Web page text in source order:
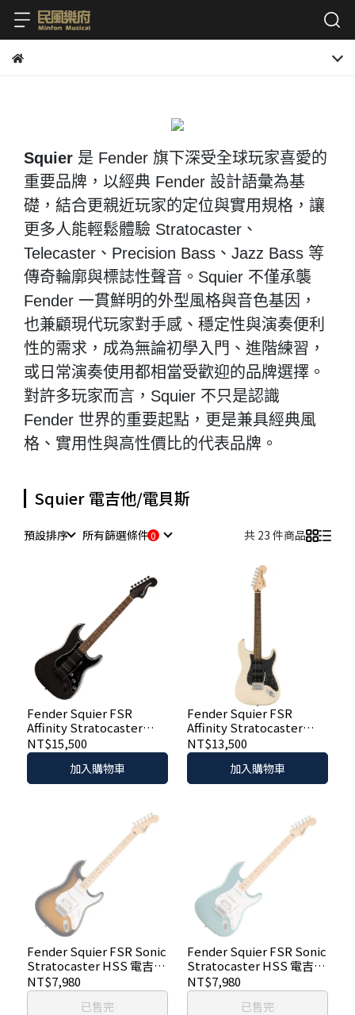
Squier 是 Fender 旗下深受全球玩家喜愛的
重要品牌，以經典 Fender 設計語彙為基
礎，結合更親近玩家的定位與實用規格，讓
更多人能輕鬆體驗 Stratocaster、
Telecaster、Precision Bass、Jazz Bass 等
傳奇輪廓與標誌性聲音。Squier 不僅承襲
Fender 一貫鮮明的外型風格與音色基因，
也兼顧現代玩家對手感、穩定性與演奏便利
性的需求，成為無論初學入門、進階練習，
或日常演奏使用都相當受歡迎的品牌選擇。
對許多玩家而言，Squier 不只是認識
Fender 世界的重要起點，更是兼具經典風
格、實用性與高性價比的代表品牌。
Squier 電吉他/電貝斯
預設排序 所有篩選條件 共 23 件商品
Fender Squier FSR
Affinity Stratocaster
HSS 電吉他 限量金屬黑色
NT$15,500
加入購物車
Fender Squier FSR
Affinity Stratocaster
HSS 電吉他 奧林匹克白色
NT$13,500
加入購物車
Fender Squier FSR Sonic
Stratocaster HSS 電吉他
- 漸層色
NT$7,980
已售完
Fender Squier FSR Sonic
Stratocaster HSS 電吉他
- 特殊灰色
NT$7,980
已售完